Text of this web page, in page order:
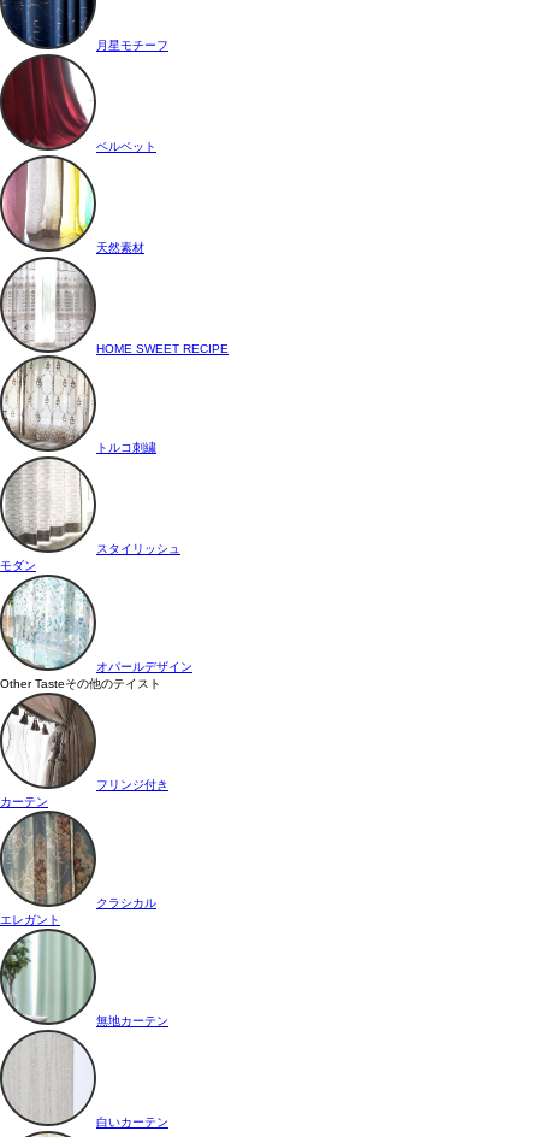
月星モチーフ
ベルベット
天然素材
HOME SWEET RECIPE
トルコ刺繍
スタイリッシュ
モダン
オパールデザイン
Other Tasteその他のテイスト
フリンジ付き
カーテン
クラシカル
エレガント
無地カーテン
白いカーテン